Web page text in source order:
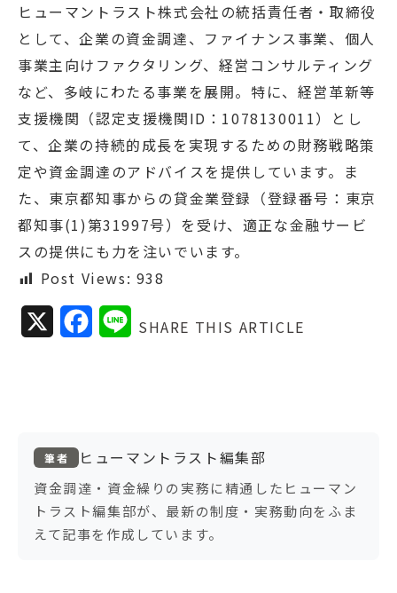
ヒューマントラスト株式会社の統括責任者・取締役
として、企業の資金調達、ファイナンス事業、個人
事業主向けファクタリング、経営コンサルティング
など、多岐にわたる事業を展開。特に、経営革新等
支援機関（認定支援機関ID：1078130011）とし
て、企業の持続的成長を実現するための財務戦略策
定や資金調達のアドバイスを提供しています。ま
た、東京都知事からの貸金業登録（登録番号：東京
都知事(1)第31997号）を受け、適正な金融サービ
スの提供にも力を注いでいます。
Post Views: 938
o
o
k
LSHARE THIS ARTICLE
筆者 ヒューマントラスト編集部
資金調達・資金繰りの実務に精通したヒューマン
トラスト編集部が、最新の制度・実務動向をふま
えて記事を作成しています。